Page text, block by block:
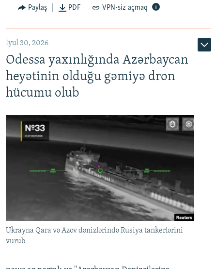
Paylaş PDF VPN-siz açmaq
İyul 30, 2026
Odessa yaxınlığında Azərbaycan
heyətinin olduğu gəmiyə dron
hücumu olub
Ukrayna Qara və Azov dənizlərində Rusiya tankerlərini
vurub